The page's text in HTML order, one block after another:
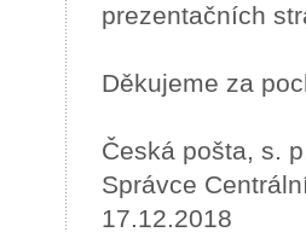
prezentačních
Děkujeme za
Česká pošta, s.
Správce
17.12.2018